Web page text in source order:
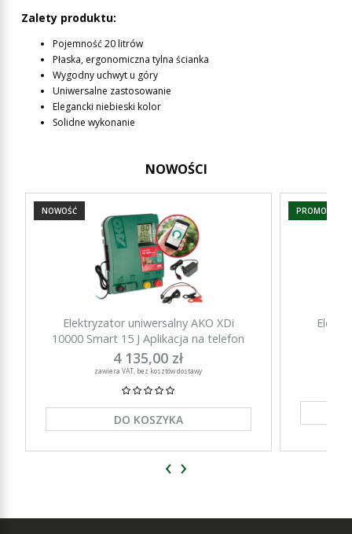
Zalety produktu:
Pojemność 20 litrów
Płaska, ergonomiczna tylna ścianka
Wygodny uchwyt u góry
Uniwersalne zastosowanie
Elegancki niebieski kolor
Solidne wykonanie
NOWOŚCI
Elektryzator uniwersalny AKO XDi
10000 Smart 15 J Aplikacja na telefon
4 135,00 zł
zawiera VAT, bez kosztów dostawy
DO KOSZYKA
NOWOŚĆ PROMOCJA
‹ ›